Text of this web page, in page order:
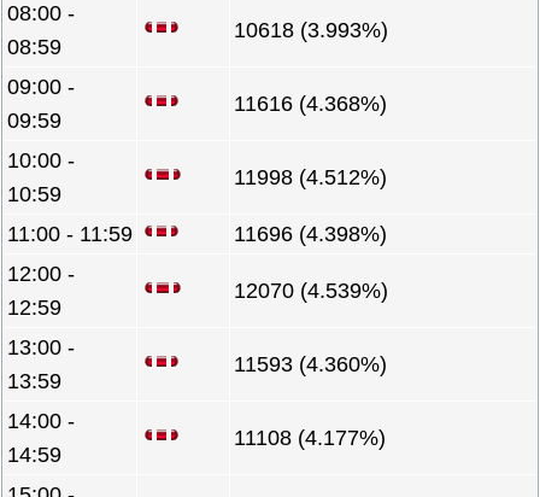
08:00 -
08:59
10618 (3.993%)
09:00 -
09:59
11616 (4.368%)
10:00 -
10:59
11998 (4.512%)
11:00 - 11:59
11696 (4.398%)
12:00 -
12:59
12070 (4.539%)
13:00 -
13:59
11593 (4.360%)
14:00 -
14:59
11108 (4.177%)